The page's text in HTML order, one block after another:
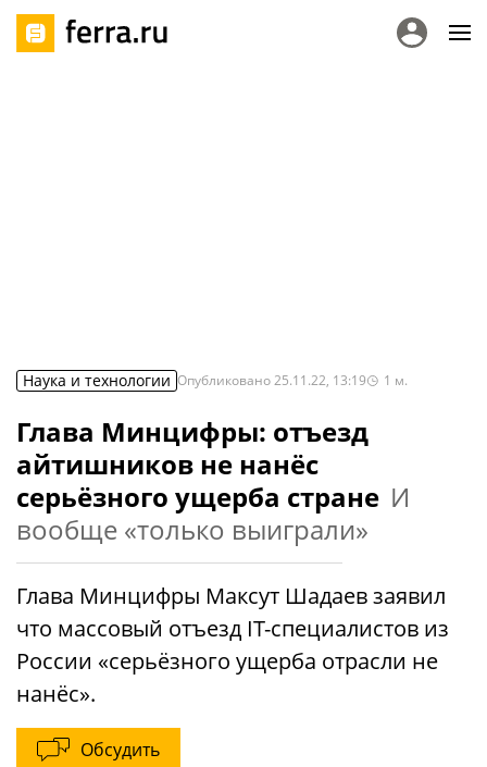
Наука и технологии Опубликовано25.11.22, 13:19 1 м.
Глава Минцифры: отъезд
айтишников не нанёс
серьёзного ущерба стране И
вообще «только выиграли»
Глава Минцифры Максут Шадаев заявил
что массовый отъезд IT-специалистов из
России «серьёзного ущерба отрасли не
нанёс».
Обсудить